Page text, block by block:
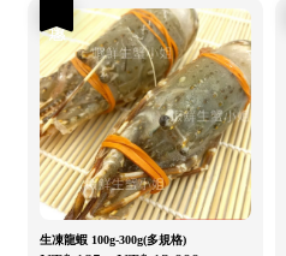
生凍龍蝦 100g-300g(多規格)